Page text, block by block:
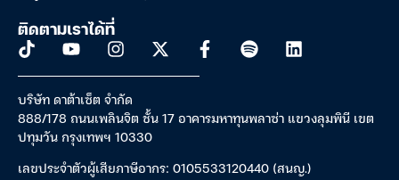
ติดตามเราได้ที่
บริษัท ดาต้าเซ็ต จำกัด
888/178 ถนนเพลินจิต ชั้น 17 อาคารมหาทุนพลาซ่า แขวงลุมพินี เขต
ปทุมวัน กรุงเทพฯ 10330
เลขประจำตัวผู้เสียภาษีอากร: 0105533120440 (สนญ.)